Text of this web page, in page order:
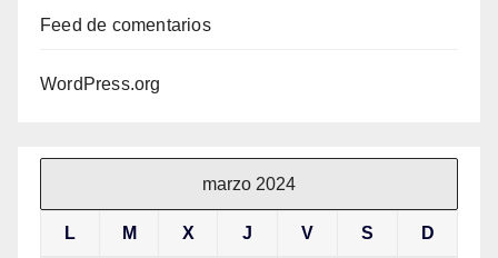
Feed de comentarios
WordPress.org
marzo 2024
L M X J V S D